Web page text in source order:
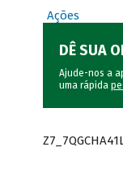
Ações
DÊ SUA
Ajude-nos a
uma rápida